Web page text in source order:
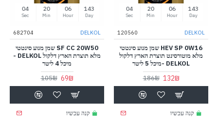
143
Day
06
Hour
20
Min
03
Sec
DELKOL
120560
HEV SP 0W16 שמן מנוע סינטטי
מלא מוטורסינט תוצרת הארץ דלקול
DELKOL -מיכל 5 ליטר
132₪
186₪
קנה עכשיו
143
Day
06
Hour
20
Min
03
Sec
DELKOL
682704
SF CC 20W50 שמן מנוע סינטטי
מלא תוצרת הארץ דלקול DELKOL -
מיכל 4 ליטר
69₪
105₪
קנה עכשיו